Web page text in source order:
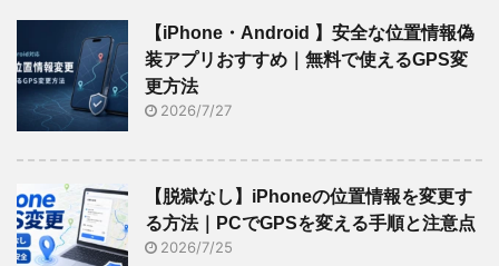
【iPhone・Android 】安全な位置情報偽
装アプリおすすめ｜無料で使えるGPS変
更方法
2026/7/27
【脱獄なし】iPhoneの位置情報を変更す
る方法｜PCでGPSを変える手順と注意点
2026/7/25